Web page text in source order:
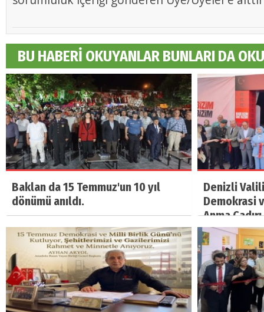
BU HABERİ OKUYANLAR BUNLARI DA
Baklan da 15 Temmuz'un 10 yıl
dönümü anıldı.
Denizli
Demokrasi
Anma